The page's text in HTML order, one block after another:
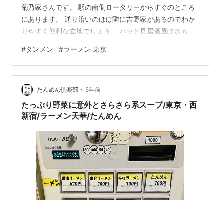
菊乃家さんです。 駅の南側ロータリーからすぐのところ
にあります。 通り沿いのほぼ隣に吉野家があるのでわか
りやすく便利な立地でしょう。 パッと見居酒屋ぽさもあ
間帯なので、 昨今の事情でもう閉店なのかな？と思っ
て、 ちょっと入りづらい雰囲気がありましたが、思い切
って入ってみました。 注文＆到着 迷うことなくタンメン
を注文します。 メニューの麺類については、それぞれ特
長が書いてあります。 タンメンは「野菜タップリ塩味」
となっています。 さ…
#タンメン #ラーメン 東京
たんめん倶楽部 • 5年前
たっぷり野菜に意外とさらさら系スープ/東京・西
新宿/ラーメン天華/たんめん